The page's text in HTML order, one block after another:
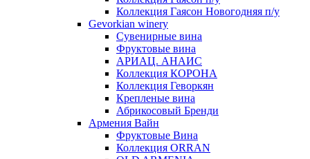
Коллекция Гаясон Новогодняя п/у
Gevorkian winery
Сувенирные вина
Фруктовые вина
АРИАЦ. АНАИС
Коллекция КОРОНА
Коллекция Геворкян
Крепленые вина
Абрикосовый Бренди
Армения Вайн
Фруктовые Вина
Коллекция ORRAN